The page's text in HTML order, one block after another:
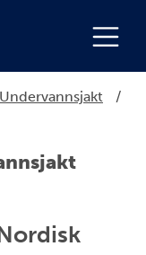
Undervannsjakt
/